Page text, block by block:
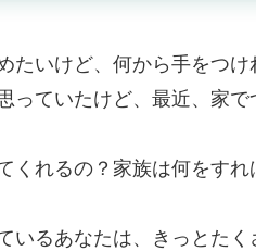
たいけど、何から手をつ
っていたけど、最近、家
くれるの？家族は何をすれ
いるあなたは、きっとた